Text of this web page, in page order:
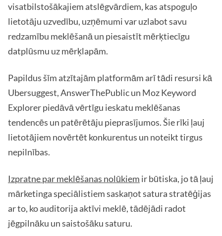
visatbilstošākajiem atslēgvārdiem, kas atspoguļo
lietotāju uzvedību, uzņēmumi var uzlabot savu
redzamību meklēšanā un piesaistīt mērķtiecīgu
datplūsmu uz mērķlapām.
Papildus šīm atzītajām platformām arī tādi resursi kā
Ubersuggest, AnswerThePublic un Moz Keyword
Explorer piedāvā vērtīgu ieskatu meklēšanas
tendencēs un patērētāju pieprasījumos. Šie rīki ļauj
lietotājiem novērtēt konkurentus un noteikt tirgus
nepilnības.
Izpratne par meklēšanas nolūkiem ir būtiska, jo tā ļauj
mārketinga speciālistiem saskaņot satura stratēģijas
ar to, ko auditorija aktīvi meklē, tādējādi radot
jēgpilnāku un saistošāku saturu.